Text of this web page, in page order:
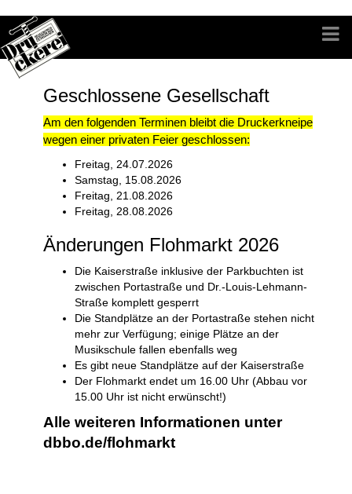
Geschlossene Gesellschaft
Am den folgenden Terminen bleibt die Druckerkneipe
wegen einer privaten Feier geschlossen:
Freitag, 24.07.2026
Samstag, 15.08.2026
Freitag, 21.08.2026
Freitag, 28.08.2026
Änderungen Flohmarkt 2026
Die Kaiserstraße inklusive der Parkbuchten ist
zwischen Portastraße und Dr.-L ouis-Lehmann-
Straße komplett gesperrt
Die Standplätze an der Portastraße stehen nicht
mehr zur Verfügung; einige Plätze an der
Musikschule fallen ebenfalls weg
Es gibt neue Standplätze auf der Kaiserstraße
Der Flohmarkt endet um 16.00 Uhr (Abbau vor
15.00 Uhr ist nicht erwünscht!)
Alle weiteren Informationen unter
dbbo.de/flohmarkt